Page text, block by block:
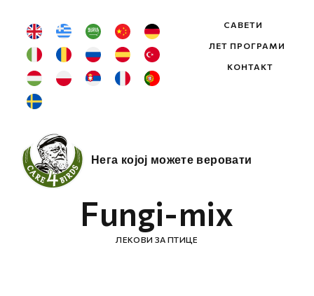
САВЕТИ
ЛЕТ ПРОГРАМИ
КОНТАКТ
Нега којој можете веровати
Fungi-mix
ЛЕКОВИ ЗА ПТИЦЕ